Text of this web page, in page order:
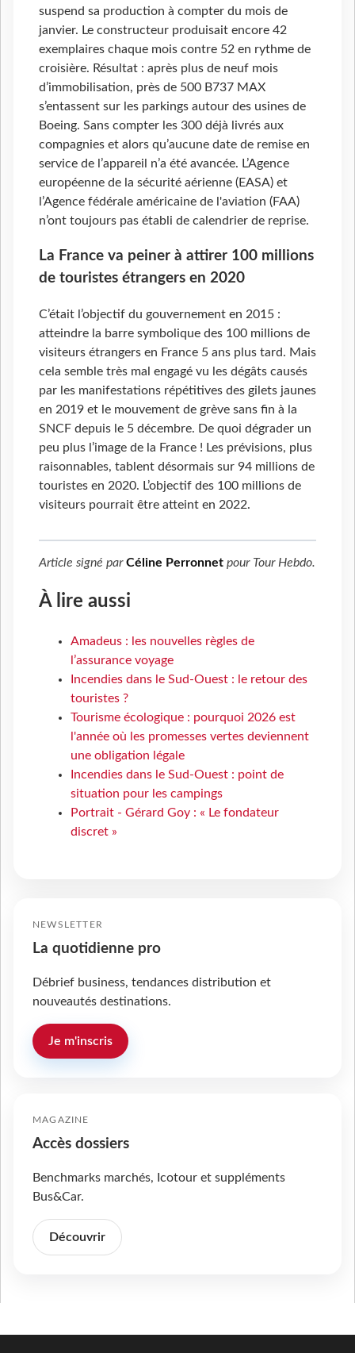
suspend sa production à compter du mois de
janvier. Le constructeur produisait encore 42
exemplaires chaque mois contre 52 en rythme de
croisière. Résultat : après plus de neuf mois
d’immobilisation, près de 500 B737 MAX
s’entassent sur les parkings autour des usines de
Boeing. Sans compter les 300 déjà livrés aux
compagnies et alors qu’aucune date de remise en
service de l’appareil n’a été avancée. L’Agence
européenne de la sécurité aérienne (EASA) et
l’Agence fédérale américaine de l'aviation (FAA)
n’ont toujours pas établi de calendrier de reprise.
La France va peiner à attirer 100 millions
de touristes étrangers en 2020
C’était l’objectif du gouvernement en 2015 :
atteindre la barre symbolique des 100 millions de
visiteurs étrangers en France 5 ans plus tard. Mais
cela semble très mal engagé vu les dégâts causés
par les manifestations répétitives des gilets jaunes
en 2019 et le mouvement de grève sans fin à la
SNCF depuis le 5 décembre. De quoi dégrader un
peu plus l’image de la France ! Les prévisions, plus
raisonnables, tablent désormais sur 94 millions de
touristes en 2020. L’objectif des 100 millions de
visiteurs pourrait être atteint en 2022.
Article signé parCéline Perronnet pour Tour Hebdo.
À lire aussi
Amadeus : les nouvelles règles de
l’assurance voyage
Incendies dans le Sud-Ouest : le retour des
touristes ?
Tourisme écologique : pourquoi 2026 est
l'année où les promesses vertes deviennent
une obligation légale
Incendies dans le Sud-Ouest : point de
situation pour les campings
Portrait - Gérard Goy : « Le fondateur
discret »
NEWSLETTER
La quotidienne pro
Débrief business, tendances distribution et
nouveautés destinations.
Je m'inscris
MAGAZINE
Accès dossiers
Benchmarks marchés, Icotour et suppléments
Bus&Car.
Découvrir